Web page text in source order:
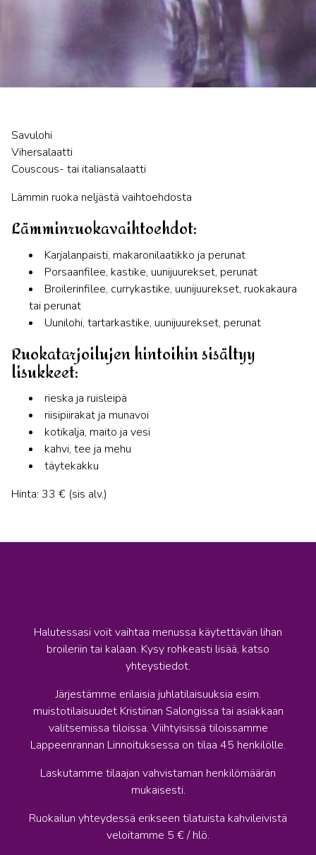
Savulohi
Vihersalaatti
Couscous- tai italiansalaatti
Lämmin ruoka neljästä vaihtoehdosta
Lämminruokavaihtoehdot:
Karjalanpaisti, makaronilaatikko ja perunat
Porsaanfilee, kastike, uunijuurekset, perunat
Broilerinfilee, currykastike, uunijuurekset, ruokakaura
tai perunat
Uunilohi, tartarkastike, uunijuurekset, perunat
Ruokatarjoilujen hintoihin sisältyy
lisukkeet:
rieska ja ruisleipä
riisipiirakat ja munavoi
kotikalja, maito ja vesi
kahvi, tee ja mehu
täytekakku
Hinta: 33 € (sis alv.)
Halutessasi voit vaihtaa menussa käytettävän lihan
broileriin tai kalaan. Kysy rohkeasti lisää, katso
yhteystiedot.
Järjestämme erilaisia juhlatilaisuuksia esim.
muistotilaisuudet Kristiinan Salongissa tai asiakkaan
valitsemissa tiloissa. Viihtyisissä tiloissamme
Lappeenrannan Linnoituksessa on tilaa 45 henkilölle.
Laskutamme tilaajan vahvistaman henkilömäärän
mukaisesti.
Ruokailun yhteydessä erikseen tilatuista kahvileivistä
veloitamme 5 € / hlö.